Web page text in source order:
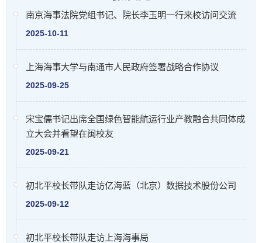
南京海事法院党组书记、院长李玉明一行来校访问交流
2025-10-11
上海海事大学与南通市人民政府签署战略合作协议
2025-09-25
宋宝儒书记出席全国绿色智能航运行业产教融合共同体成
立大会并看望在闽校友
2025-09-21
初北平校长带队走访亿海蓝（北京）数据技术股份公司
2025-09-12
初北平校长带队走访上海海事局